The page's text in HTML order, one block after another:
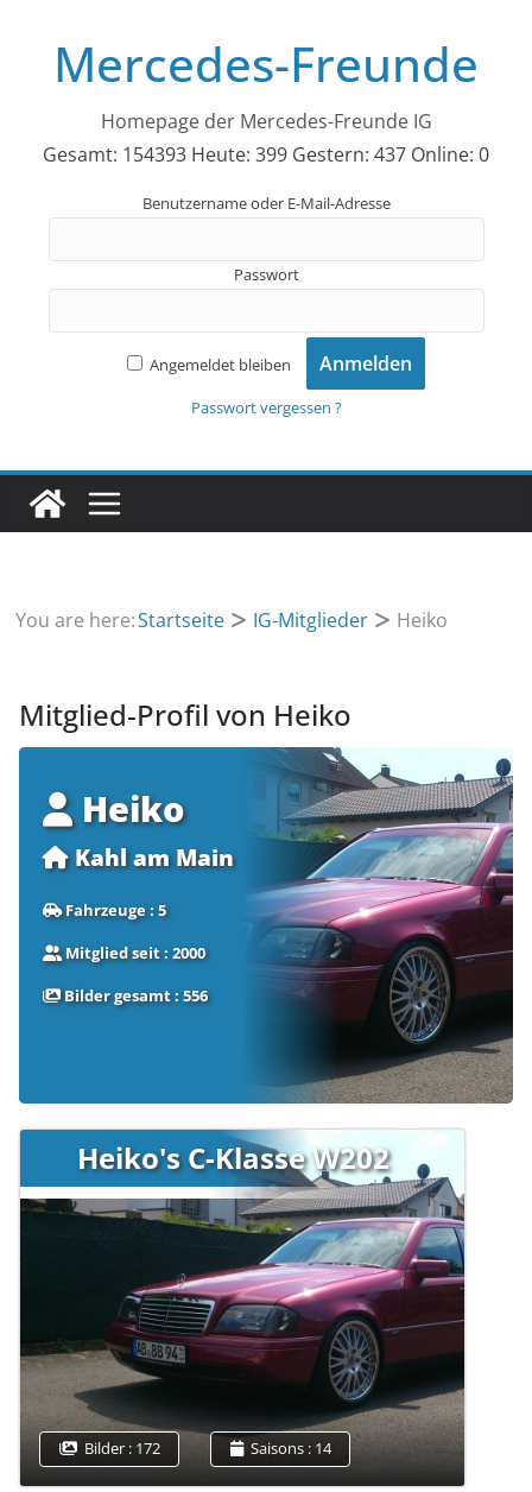
springenMercedes-Freunde
Homepage der Mercedes-Freunde IG
Gesamt: 154393 Heute: 399 Gestern: 437 Online: 0
Benutzername oder E-Mail-Adresse
Passwort
Angemeldet bleiben
Passwort vergessen ?
You are here:Startseite IG-Mitglieder Heiko
Mitglied-Profil von Heiko
Heiko
Kahl am Main
Fahrzeuge : 5
Mitglied seit : 2000
Bilder gesamt : 556
Heiko's C-Klasse W202
Bilder : 172 Saisons : 14